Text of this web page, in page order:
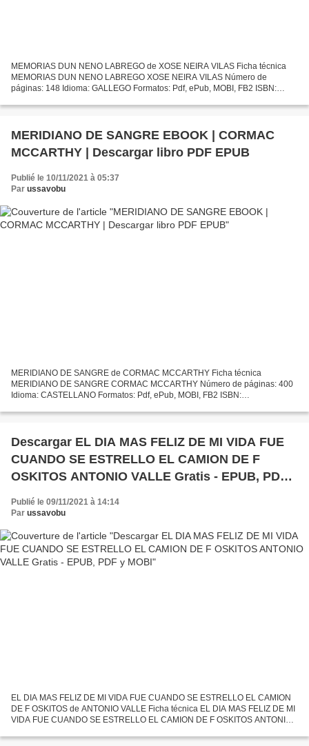
MEMORIAS DUN NENO LABREGO de XOSE NEIRA VILAS Ficha técnica
MEMORIAS DUN NENO LABREGO XOSE NEIRA VILAS Número de
páginas: 148 Idioma: GALLEGO Formatos: Pdf, ePub, MOBI, FB2 ISBN:
gratis...
MERIDIANO DE SANGRE EBOOK | CORMAC
MCCARTHY | Descargar libro PDF EPUB
Publié le 10/11/2021 à 05:37
Par ussavobu
MERIDIANO DE SANGRE de CORMAC MCCARTHY Ficha técnica
MERIDIANO DE SANGRE CORMAC MCCARTHY Número de páginas: 400
Idioma: CASTELLANO Formatos: Pdf, ePub, MOBI, FB2 ISBN:
eBook gratis Descargas...
Descargar EL DIA MAS FELIZ DE MI VIDA FUE
CUANDO SE ESTRELLO EL CAMION DE F
OSKITOS ANTONIO VALLE Gratis - EPUB, PDF y
MOBI
Publié le 09/11/2021 à 14:14
Par ussavobu
EL DIA MAS FELIZ DE MI VIDA FUE CUANDO SE ESTRELLO EL CAMION
DE F OSKITOS de ANTONIO VALLE Ficha técnica EL DIA MAS FELIZ DE MI
VIDA FUE CUANDO SE ESTRELLO EL CAMION DE F OSKITOS ANTONIO
ePub,...